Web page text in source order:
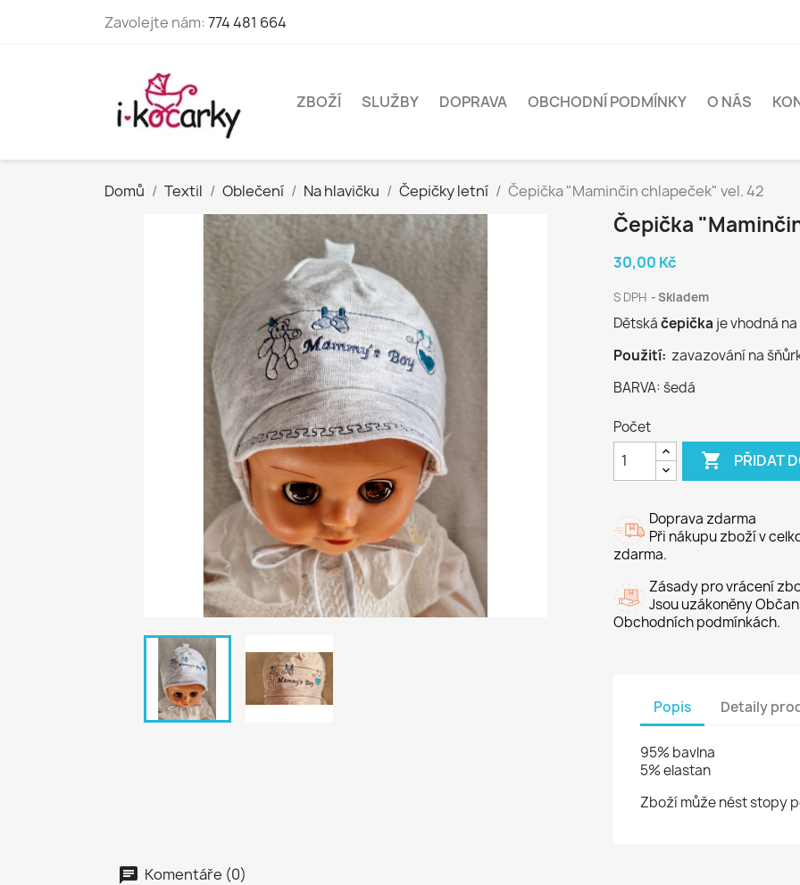
Zavolejte nám:774 481 664
ZBOŽÍ SLUŽBY DOPRAVA OBCHODNÍ PODMÍNKY O NÁS
Domů Textil Oblečení Na hlavičku Čepičky letní Čepička "Maminčin chlapeček" vel. 42
Čepička
30,00 Kč
S DPH Skladem
Dětskáčepička je vhodná
Použití: zavazování na
BARVA: šedá
Počet
 PŘIDAT
Doprava zdarma
Při nákupu zboží v
zdarma.
Zásady pro vrácení
Jsou uzákoněny
Obchodních podmínkách.
Popis Detaily
95% bavlna
5% elastan
Zboží může nést stopy
Komentáře (0)